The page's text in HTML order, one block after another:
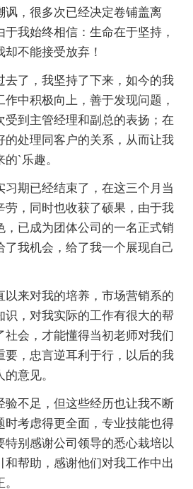
讽，很多次已经决定卷铺盖离
我始终相信：生命在于坚持，
不能接受放弃！
了，我坚持了下来，如今的我
中积极向上，善于发现问题，
受到主管经理和副总的表扬；在
的处理同客户的关系，从而让我
`乐趣。
期已经结束了，在这三个月当
劳，同时也收获了硕果，由于我
，已成为团体公司的一名正式销
了我机会，给了我一个展现自己
来对我的培养，市场营销系的
识，对我实际的工作有很大的帮
社会，才能懂得当初老师对我们
要，忠言逆耳利于行，以后的我
意见。
不足，但这些经历也让我不断
时考虑得更全面，专业技能也得
特别感谢公司领导的悉心栽培以
和帮助，感谢他们对我工作中出